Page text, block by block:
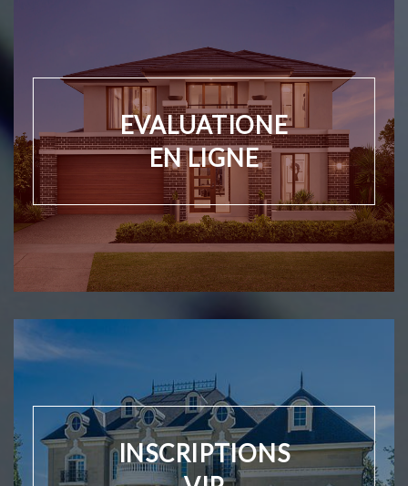
EVALUATIONE
EN LIGNE
INSCRIPTIONS